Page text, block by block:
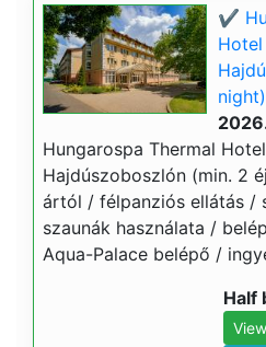
✔️
night)
Hungarospa Thermal
Hajdúszoboszlón (min. 2
ártól / félpanziós ellátás /
szaunák használata /
Aqua-Palace belépő /
Half
View